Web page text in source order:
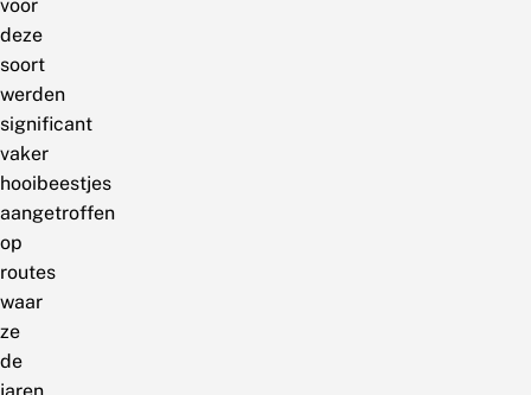
voor
deze
soort
werden
significant
vaker
hooibeestjes
aangetroffen
op
routes
waar
ze
de
jaren